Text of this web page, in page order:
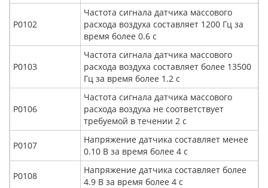
Р0102
Частота сигнала датчика массового
расхода воздуха составляет 1200 Гц за
время более 0.6 с
Р0103
Частота сигнала датчика массового
расхода воздуха составляет более 13500
Гц за время более 1.2 с
Р0106
Частота сигнала датчика массового
расхода воздуха не соответствует
требуемой в течении 2 с
Р0107
Напряжение датчика составляет менее
0.10 В за время более 4 с
Р0108
Напряжение датчика составляет более
4.9 В за время более 4 с